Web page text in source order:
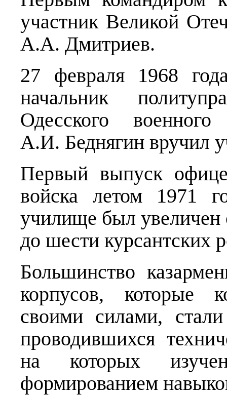
участник Великой
А.А. Дмитриев.
27 февраля 1968
начальник
Одесского военного
А.И. Беднягин вручил
Первый выпуск
войска летом 1971
училище был
до шести курсантских
Большинство
корпусов, которые
своими силами,
проводившихся
на которых
формированием